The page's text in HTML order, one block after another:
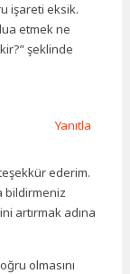
işareti eksik.
etmek ne
şeklinde
ederim.
bildirmeniz
artırmak adına
olmasını
Yanıtla